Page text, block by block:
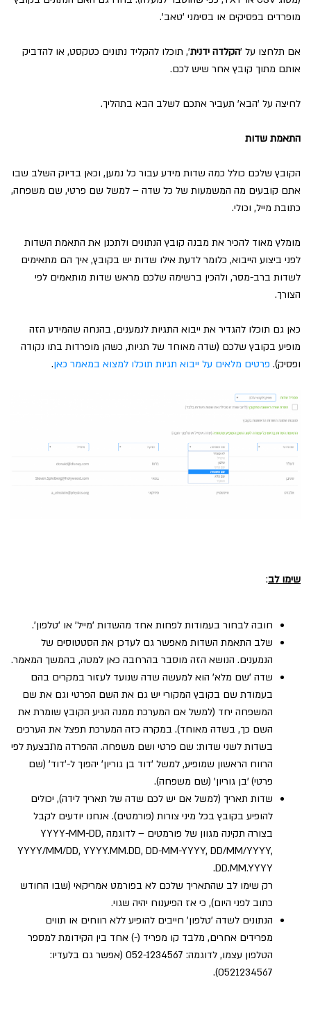
מופרדים בפסיקים או בסימני 'טאב'.
אם תלחצו על 'הקלדה ידנית', תוכלו להקליד נתונים כטקסט, או להדביק
אותם מתוך קובץ אחר שיש לכם.
לחיצה על 'הבא' תעביר אתכם לשלב הבא בתהליך.
התאמת שדות
הקובץ שלכם כולל כמה שדות מידע עבור כל נמען, וכאן בדיוק השלב שבו
אתם קובעים מה המשמעות של כל שדה – למשל שם פרטי, שם משפחה,
כתובת מייל, וכולי.
מומלץ מאוד להכיר את מבנה קובץ הנתונים ולתכנן את התאמת השדות
לפני ביצוע הייבוא, כלומר לדעת אילו שדות יש בקובץ, איך הם מתאימים
לשדות ברב-מסר, ולהכין ברשימה שלכם מראש שדות מותאמים לפי
הצורך.
כאן גם תוכלו להגדיר את ייבוא התגיות לנמענים, בהנחה שהמידע הזה
מופיע בקובץ שלכם (שדה מאוחד של תגיות, כשהן מופרדות בתו נקודה
ופסיק). פרטים מלאים על ייבוא תגיות תוכלו למצוא במאמר כאן.
שימו לב:
חובה לבחור בעמודות לפחות אחד מהשדות 'מייל' או 'טלפון'.
שלב התאמת השדות מאפשר גם לעדכן את הסטטוסים של
הנמענים. הנושא הזה מוסבר בהרחבה כאן למטה, בהמשך המאמר.
שדה 'שם מלא' הוא למעשה שדה שנועד לעזור במקרים בהם
בעמודת שם בקובץ המקורי יש גם את השם הפרטי וגם את שם
המשפחה יחד (למשל אם המערכת ממנה הגיע הקובץ שומרת את
השם כך, בשדה מאוחד). במקרה כזה המערכת תפצל את הערכים
בשדות לשני שדות: שם פרטי ושם משפחה. ההפרדה מתבצעת לפי
הרווח הראשון שמופיע, למשל 'דוד בן גוריון' יהפוך ל-'דוד' (שם
פרטי) 'בן גוריון' (שם משפחה).
שדות תאריך (למשל אם יש לכם שדה של תאריך לידה), יכולים
להופיע בקובץ בכל מיני צורות (פורמטים). אנחנו יודעים לקבל
בצורה תקינה מגוון של פורמטים – לדוגמה YYYY-MM-DD,
YYYY/MM/DD, YYYY.MM.DD, DD-MM-YYYY, DD/MM/YYYY,
DD.MM.YYYY.
רק שימו לב שהתאריך שלכם לא בפורמט אמריקאי (שבו החודש
כתוב לפני היום), כי אז הפיענוח יהיה שגוי.
הנתונים לשדה 'טלפון' חייבים להופיע ללא רווחים או תווים
מפרידים אחרים, מלבד קו מפריד (-) אחד בין הקידומת למספר
הטלפון עצמו, לדוגמה: 052-1234567 (אפשר גם בלעדיו:
0521234567).